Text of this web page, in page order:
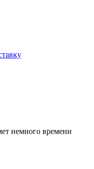
немного времени